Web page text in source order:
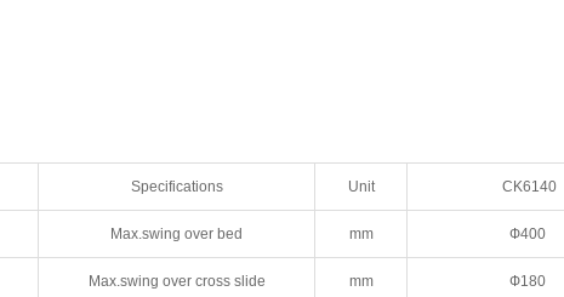
Specifications Unit CK6140
Max.swing over bed mm Ф400
Max.swing over cross slide mm Ф180